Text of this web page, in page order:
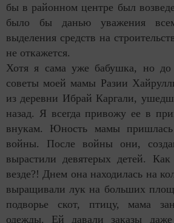
бы в районном центре был
было бы данью уважения
выделения средств на
не откажется.
Хотя я сама уже бабушка, но
советы моей мамы Разии
из деревни Ибрай Каргали,
назад. Я всегда привожу ее в
внукам. Юность мамы
войны. После войны они,
вырастили девятерых детей.
везде?! Днем она находилась на
выращивали лук на больших
подворье скот, птицу, мама
одежды. Ей давали заказы